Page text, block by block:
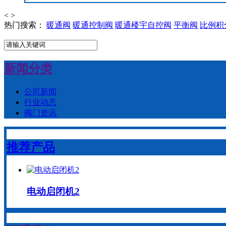
< >
热门搜索： 暖通阀 暖通控制阀 暖通楼宇自控阀 平衡阀 比例积
新闻分类
公司新闻
行业动态
阀门资讯
推荐产品
电动启闭机2